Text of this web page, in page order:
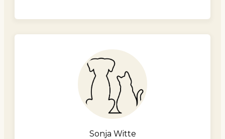
Sonja Witte